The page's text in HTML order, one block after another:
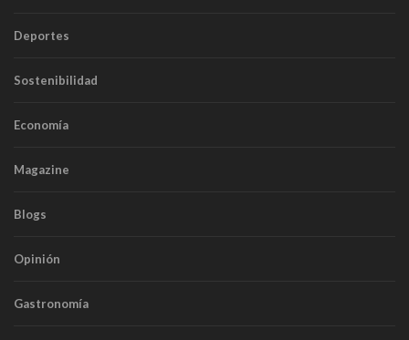
Deportes
Sostenibilidad
Economía
Magazine
Blogs
Opinión
Gastronomía